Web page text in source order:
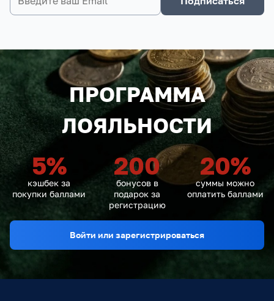
ПРОГРАММА
ЛОЯЛЬНОСТИ
5%
кэшбек за
покупки баллами
200
бонусов в
подарок за
регистрацию
20%
суммы можно
оплатить баллами
Войти или зарегистрироваться